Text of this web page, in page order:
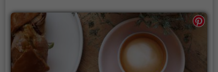
saftige Burger, würzige Currys oder mediterrane
Fischgerichte entscheidet, die Qualität und Frische
der Zutaten ist stets spürbar. Das freundliche und
aufmerksame Personal sorgt für einen erstklassigen
Service und rundet das gastronomische Erlebnis im